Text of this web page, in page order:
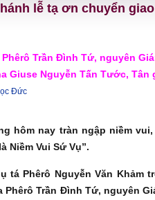
lễ tạ ơn chuyển
Phêrô Trần Đình Tứ, nguyên
Giuse Nguyễn Tấn Tước, Tân
Đức
hôm nay tràn ngập niềm
Niềm Vui Sứ Vụ”.
tá Phêrô Nguyễn Văn Khảm
Trần Đình Tứ, nguyên